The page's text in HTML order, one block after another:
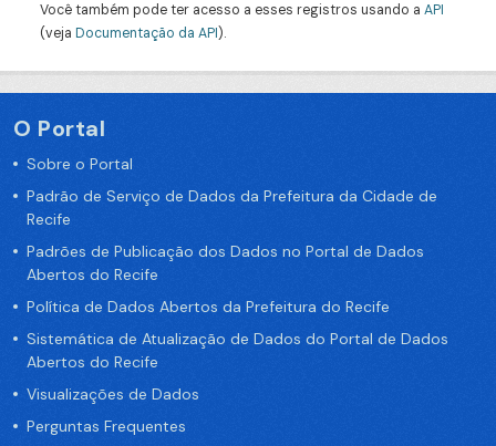
Você também pode ter acesso a esses registros usando a API
(veja Documentação da API).
O Portal
Sobre o Portal
Padrão de Serviço de Dados da Prefeitura da Cidade de
Recife
Padrões de Publicação dos Dados no Portal de Dados
Abertos do Recife
Política de Dados Abertos da Prefeitura do Recife
Sistemática de Atualização de Dados do Portal de Dados
Abertos do Recife
Visualizações de Dados
Perguntas Frequentes